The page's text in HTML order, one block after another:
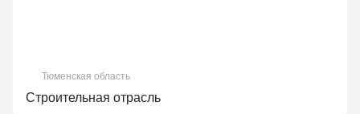
Тюменская область
Строительная отрасль